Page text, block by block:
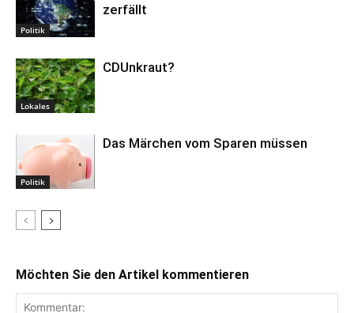
Politik
zerfällt
Lokales
CDUnkraut?
Politik
Das Märchen vom Sparen müssen
Möchten Sie den Artikel kommentieren